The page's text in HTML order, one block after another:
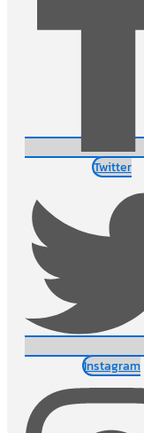
Twitter
Instagram